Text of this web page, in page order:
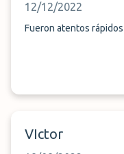
12/12/2022
Fueron atentos
VIctor